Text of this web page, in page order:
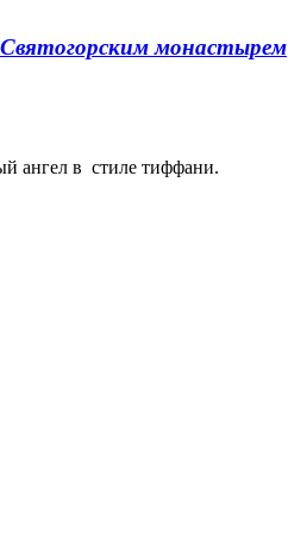
монастырем
ангел в стиле тиффани.